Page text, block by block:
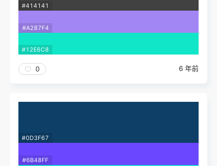
#414141
#A287F4
#12E6C8
0 6 年前
#0D3F67
#6B48FF